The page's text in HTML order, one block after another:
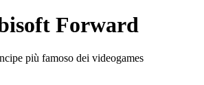
Forward
più famoso dei videogames